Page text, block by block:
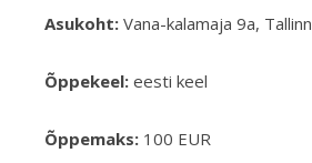
Asukoht: Vana-kalamaja 9a, Tallinn
Õppekeel: eesti keel
Õppemaks: 100 EUR